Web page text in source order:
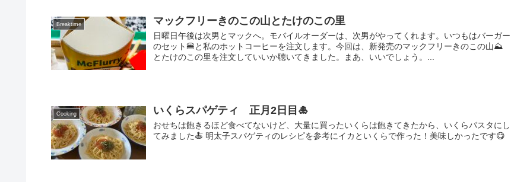
Breaktime マックフリーきのこの山とたけのこの里
日曜日午後は次男とマックへ。モバイルオーダーは、次男がやってくれます。いつもはバーガー
のセット🍔と私のホットコーヒーを注文します。今回は、新発売のマックフリーきのこの山⛰️
とたけのこの里を注文していいか聴いてきました。まあ、いいでしょう。...
Cooking いくらスパゲティ 正月2日目🎍
おせちは飽きるほど食べてないけど、大量に買ったいくらは飽きてきたから、いくらパスタにし
てみました🍝 明太子スパゲティのレシピを参考にイカといくらで作った！美味しかったです😋